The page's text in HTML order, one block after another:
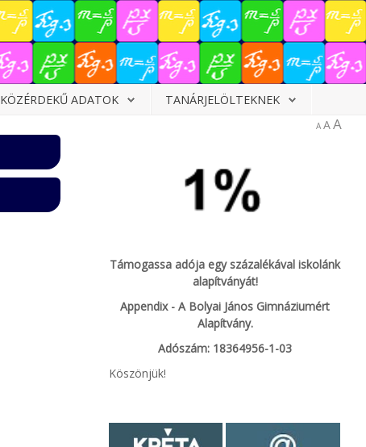
KÖZÉRDEKŰ ADATOK TANÁRJELÖLTEKNEK
A AA
Támogassa adója egy százalékával iskolánk
alapítványát!
Appendix - A Bolyai János Gimnáziumért
Alapítvány.
Adószám: 18364956-1-03
Köszönjük!